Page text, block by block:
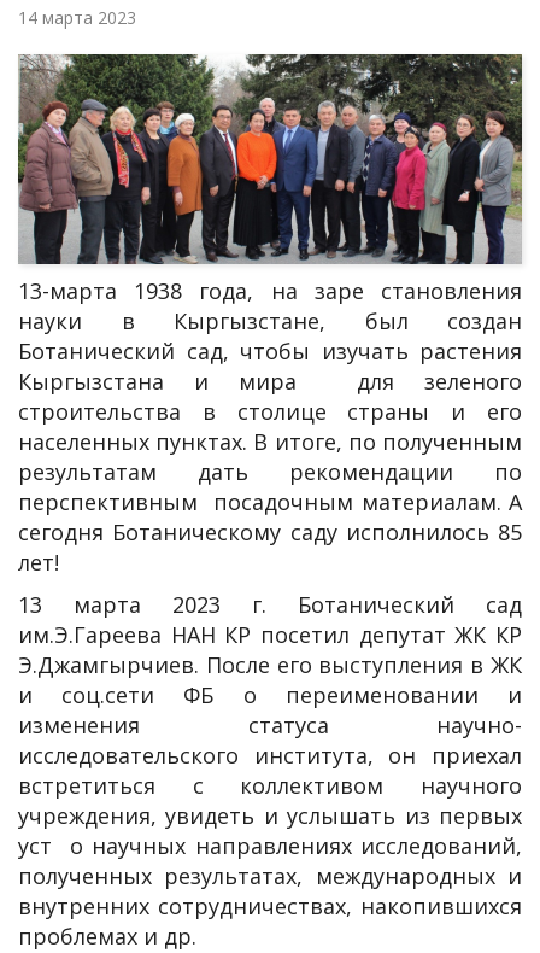
14 марта 2023
13-марта 1938 года, на заре становления
науки в Кыргызстане, был создан
Ботанический сад, чтобы изучать растения
Кыргызстана и мира для зеленого
строительства в столице страны и его
населенных пунктах. В итоге, по полученным
результатам дать рекомендации по
перспективным посадочным материалам. А
сегодня Ботаническому саду исполнилось 85
лет!
13 марта 2023 г. Ботанический сад
им.Э.Гареева НАН КР посетил депутат ЖК КР
Э.Джамгырчиев. После его выступления в ЖК
и соц.сети ФБ о переименовании и
изменения статуса научно-
исследовательского института, он приехал
встретиться с коллективом научного
учреждения, увидеть и услышать из первых
уст о научных направлениях исследований,
полученных результатах, международных и
внутренних сотрудничествах, накопившихся
проблемах и др.